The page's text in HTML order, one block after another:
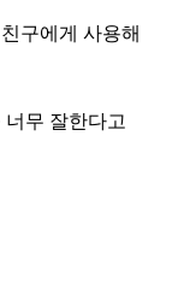
구에게 사용해
무 잘한다고